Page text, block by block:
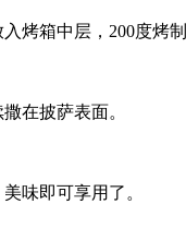
烤箱中层，200度烤
在披萨表面。
味即可享用了。